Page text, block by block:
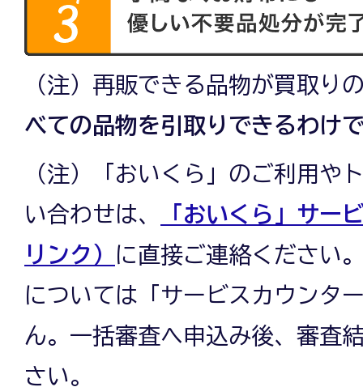
（注）再販できる品物が買取り
べての品物を引取りできるわけ
（注）「おいくら」のご利用や
い合わせは、
「おいくら」サー
リンク）
に直接ご連絡ください
については「サービスカウンタ
ん。一括審査へ申込み後、審査
さい。